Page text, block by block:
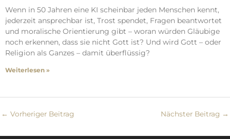
Wenn in 50 Jahren eine KI scheinbar jeden Menschen kennt,
jederzeit ansprechbar ist, Trost spendet, Fragen beantwortet
und moralische Orientierung gibt – woran würden Gläubige
noch erkennen, dass sie nicht Gott ist? Und wird Gott – oder
Religion als Ganzes – damit überflüssig?
Weiterlesen »
← Vorheriger Beitrag Nächster Beitrag →